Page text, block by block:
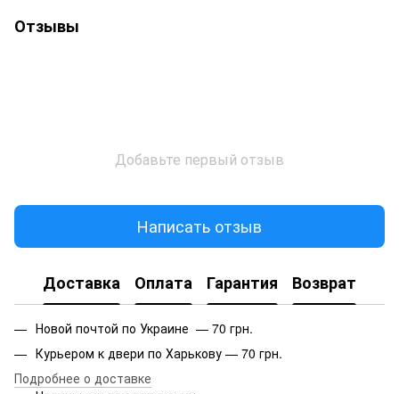
Отзывы
Добавьте первый отзыв
Написать отзыв
Доставка Оплата Гарантия Возврат
Новой почтой по Украине — 70 грн.
Курьером к двери по Харькову — 70 грн.
Подробнее о доставке